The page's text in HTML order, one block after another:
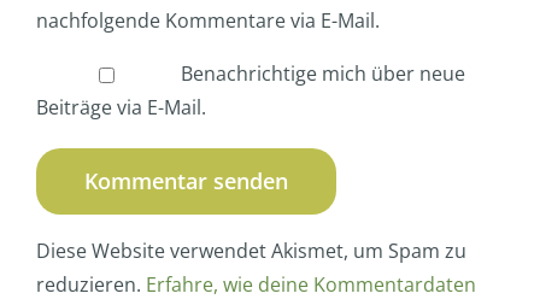
nachfolgende Kommentare via E-Mail.
Benachrichtige mich über neue
Beiträge via E-Mail.
Diese Website verwendet Akismet, um Spam zu
reduzieren. Erfahre, wie deine Kommentardaten